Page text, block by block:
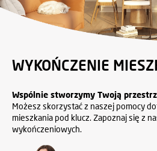
WYKOŃCZENIE
Wspólnie stworzymy Twoją
Możesz skorzystać z naszej pomocy
mieszkania pod klucz. Zapoznaj się z
wykończeniowych.